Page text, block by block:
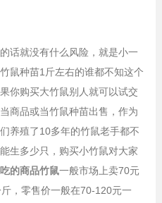
话就没有什么风险，就是小一
鼠种苗1斤左右的谁都不知这个
你购买大竹鼠别人就可以试交
商品或当竹鼠种苗出售，作为
养殖了10多年的竹鼠老手都不
生多少只，购买小竹鼠对大家
的商品竹鼠一般市场上卖70元
，零售价一般在70-120元一